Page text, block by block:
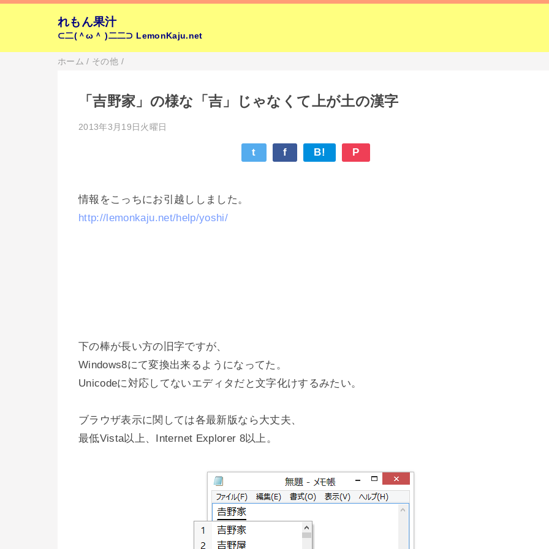
れもん果汁
⊂二(＾ω＾ )二二⊃ LemonKaju.net
ホーム / その他 /
「吉野家」の様な「吉」じゃなくて上が土の漢字
2013年3月19日火曜日
t f B! P
情報をこっちにお引越ししました。
http://lemonkaju.net/help/yoshi/
下の棒が長い方の旧字ですが、
Windows8にて変換出来るようになってた。
Unicodeに対応してないエディタだと文字化けするみたい。
ブラウザ表示に関しては各最新版なら大丈夫、
最低Vista以上、Internet Explorer 8以上。